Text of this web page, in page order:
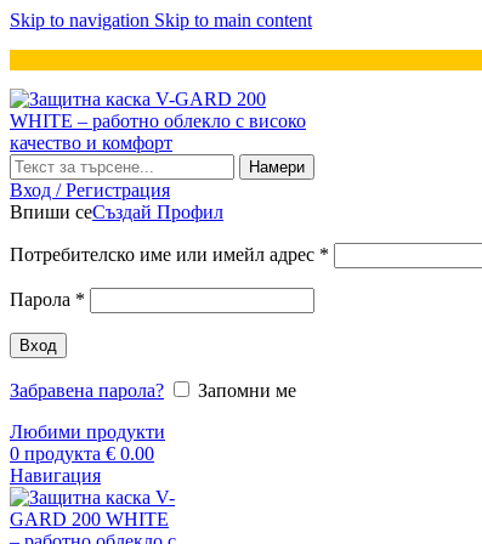
Skip to navigation Skip to main content
Намери
Вход / Регистрация
Впиши сеСъздай Профил
Потребителско име или имейл адрес *
Парола *
Вход
Забравена парола?
Запомни ме
Любими продукти
0 продукта € 0.00
Навигация